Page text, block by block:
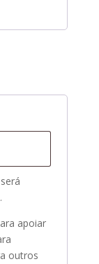
apoiar
outros